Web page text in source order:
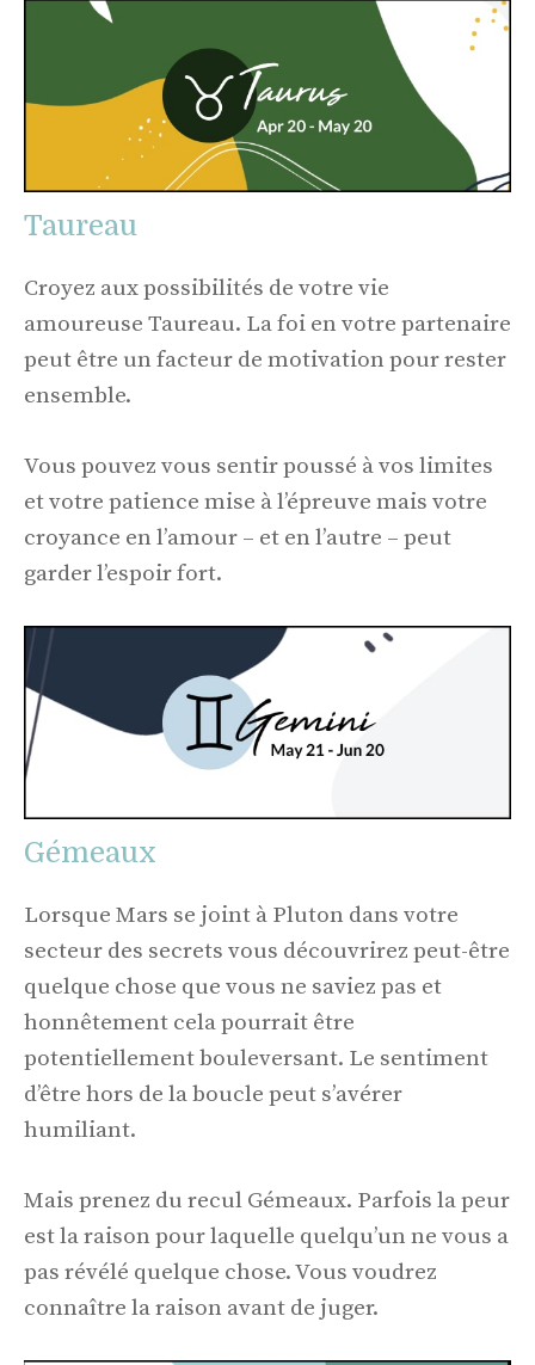
Taureau
Croyez aux possibilités de votre vie
amoureuse Taureau. La foi en votre partenaire
peut être un facteur de motivation pour rester
ensemble.
Vous pouvez vous sentir poussé à vos limites
et votre patience mise à l’épreuve mais votre
croyance en l’amour – et en l’autre – peut
garder l’espoir fort.
Gémeaux
Lorsque Mars se joint à Pluton dans votre
secteur des secrets vous découvrirez peut-être
quelque chose que vous ne saviez pas et
honnêtement cela pourrait être
potentiellement bouleversant. Le sentiment
d’être hors de la boucle peut s’avérer
humiliant.
Mais prenez du recul Gémeaux. Parfois la peur
est la raison pour laquelle quelqu’un ne vous a
pas révélé quelque chose. Vous voudrez
connaître la raison avant de juger.